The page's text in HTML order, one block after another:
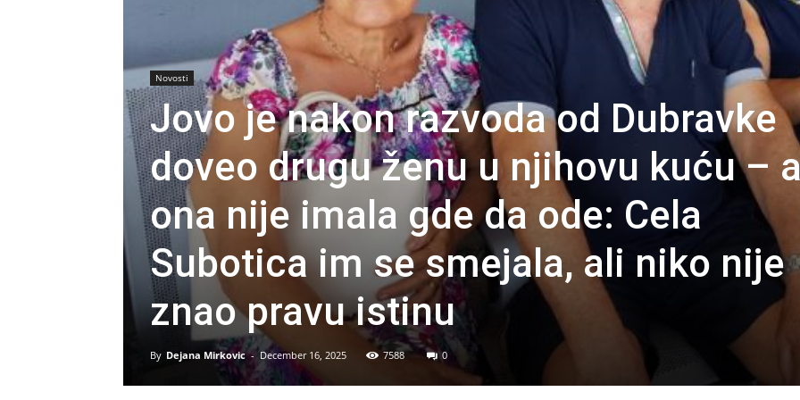
Novosti
Jovo je nakon razvoda od Dubravke
doveo drugu ženu u njihovu kuću –
ona nije imala gde da ode: Cela
Subotica im se smejala, ali niko nije
znao pravu istinu
By Dejana Mirkovic - December 16, 2025 7588 0